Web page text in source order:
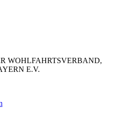
WOHLFAHRTSVERBAND,
E.V.